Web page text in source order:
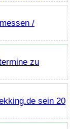
/
zu
.de sein 20